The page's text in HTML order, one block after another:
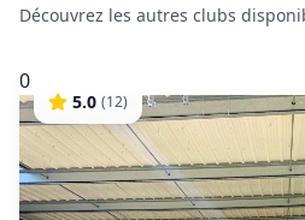
Découvrez les autres clubs
0
5.0 (12)